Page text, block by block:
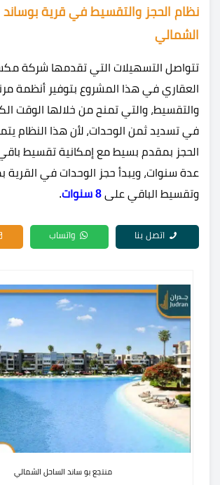
نظام الحجز والتقسيط في قرية بوساند
الشمالي
تتواصل التسهيلات التي تقدمها شركة
العقاري في هذا المشروع بتوفير أنظمة
والتقسيط، والتي تمنح من خلالها الوقت
في تسديد ثمن الوحدات، لأن هذا النظام
الحجز بمقدم بسيط مع إمكانية تقسيط
عدة سنوات، ويبدأ حجز الوحدات في القرية
وتقسيط الباقي على 8 سنوات .
اتصل بنا واتساب
منتجع بو ساند الساحل الشمالي